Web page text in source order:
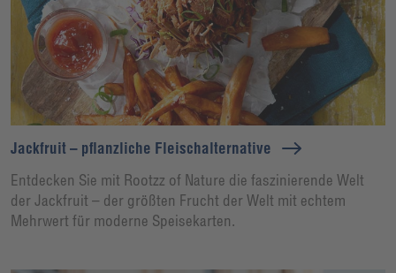
Jackfruit – pflanzliche Fleischalternative
Entdecken Sie mit Rootzz of Nature die faszinierende Welt
der Jackfruit – der größten Frucht der Welt mit echtem
Mehrwert für moderne Speisekarten.